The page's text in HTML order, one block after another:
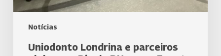
Notícias
Evento
Uniodonto Londrina e parceiros